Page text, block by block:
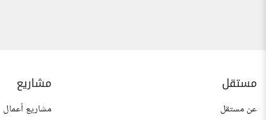
مستقل
عن مستقل
مشاريع
مشاريع أعمال